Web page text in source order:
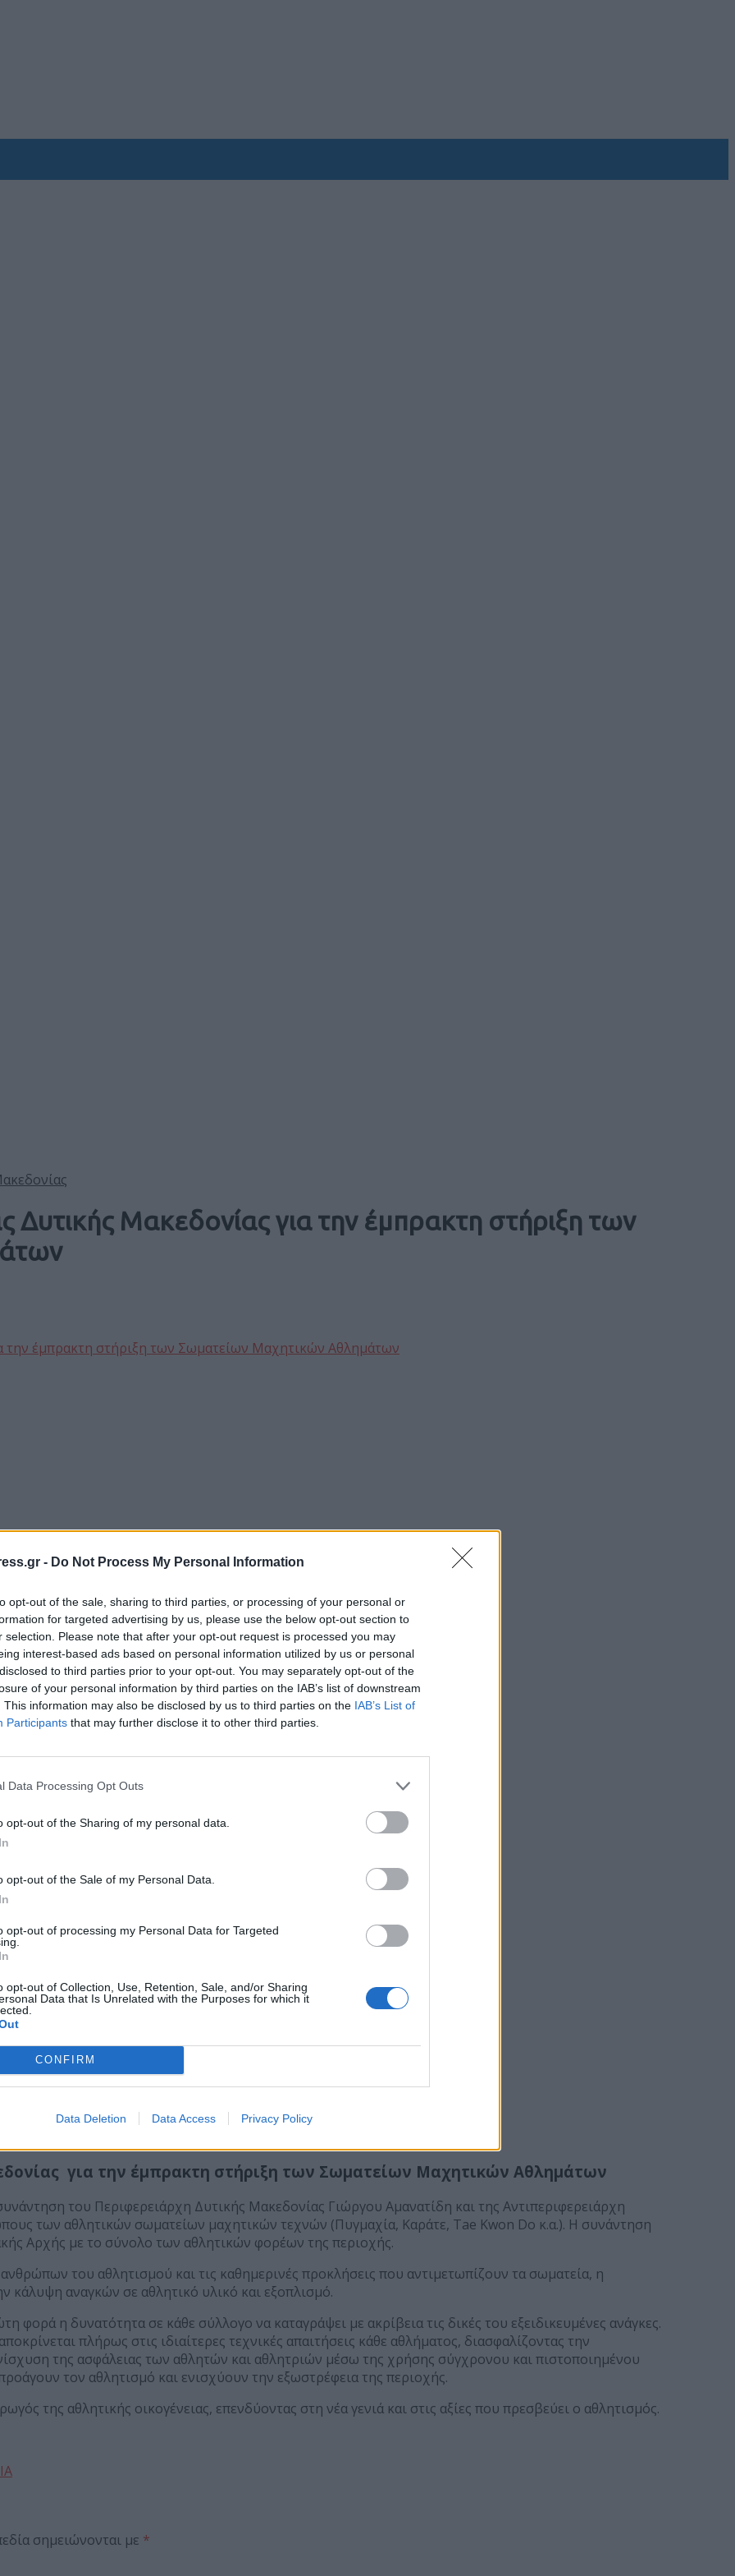
- Do Not Process My Personal Information
opt-out of the sale, sharing to third parties, or processing of your personal or
for targeted advertising by us, please use the below opt-out section to
selection. Please note that after your opt-out request is processed you may
interest-based ads based on personal information utilized by us or personal
to third parties prior to your opt-out. You may separately opt-out of the
of your personal information by third parties on the IAB’s list of downstream
This information may also be disclosed by us to third parties on the IAB’s List of
Participants that may further disclose it to other third parties.
Data Processing Opt Outs
opt-out of the Sharing of my personal data.
opt-out of the Sale of my Personal Data.
opt-out of processing my Personal Data for Targeted
opt-out of Collection, Use, Retention, Sale, and/or Sharing
Data that Is Unrelated with the Purposes for which it
CONFIRM
Data Deletion Data Access Privacy Policy
Δυτικής Μακεδονίας για την έμπρακτη στήριξη των
για την έμπρακτη στήριξη των Σωματείων Μαχητικών Αθλημάτων
του Περιφερειάρχη Δυτικής Μακεδονίας Γιώργου Αμανατίδη και της Αντιπεριφερειάρχη
των αθλητικών σωματείων μαχητικών τεχνών (Πυγμαχία, Καράτε, Tae Kwon Do κ.α.). Η συνάντηση
Αρχής με το σύνολο των αθλητικών φορέων της περιοχής.
του αθλητισμού και τις καθημερινές προκλήσεις που αντιμετωπίζουν τα σωματεία, η
κάλυψη αναγκών σε αθλητικό υλικό και εξοπλισμό.
φορά η δυνατότητα σε κάθε σύλλογο να καταγράψει με ακρίβεια τις δικές του εξειδικευμένες ανάγκες.
πλήρως στις ιδιαίτερες τεχνικές απαιτήσεις κάθε αθλήματος, διασφαλίζοντας την
της ασφάλειας των αθλητών και αθλητριών μέσω της χρήσης σύγχρονου και πιστοποιημένου
τον αθλητισμό και ενισχύουν την εξωστρέφεια της περιοχής.
της αθλητικής οικογένειας, επενδύοντας στη νέα γενιά και στις αξίες που πρεσβεύει ο αθλητισμός.
σημειώνονται με *